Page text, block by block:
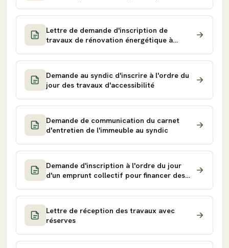
Lettre de demande d'inscription de
travaux de rénovation énergétique à
Demande au syndic d'inscrire à l'ordre du
jour des travaux d'accessibilité
Demande de communication du carnet
d'entretien de l'immeuble au syndic
Demande d'inscription à l'ordre du jour
d'un emprunt collectif pour financer des
Lettre de réception des travaux avec
réserves